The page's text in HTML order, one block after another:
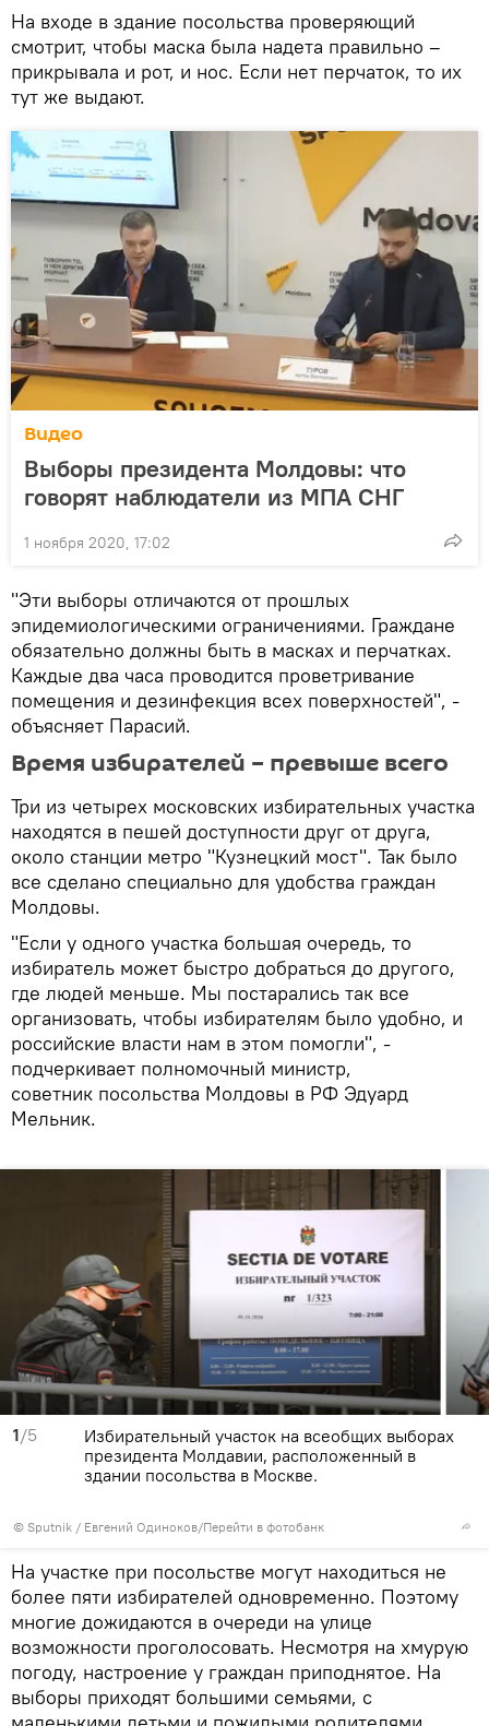
На входе в здание посольства проверяющий
смотрит, чтобы маска была надета правильно –
прикрывала и рот, и нос. Если нет перчаток, то их
тут же выдают.
Видео
Выборы президента Молдовы: что
говорят наблюдатели из МПА СНГ
1 ноября 2020, 17:02
"Эти выборы отличаются от прошлых
эпидемиологическими ограничениями. Граждане
обязательно должны быть в масках и перчатках.
Каждые два часа проводится проветривание
помещения и дезинфекция всех поверхностей", -
объясняет Парасий.
Время избирателей – превыше всего
Три из четырех московских избирательных участка
находятся в пешей доступности друг от друга,
около станции метро "Кузнецкий мост". Так было
все сделано специально для удобства граждан
Молдовы.
"Если у одного участка большая очередь, то
избиратель может быстро добраться до другого,
где людей меньше. Мы постарались так все
организовать, чтобы избирателям было удобно, и
российские власти нам в этом помогли", -
подчеркивает полномочный министр,
советник посольства Молдовы в РФ Эдуард
Мельник.
1/5
© Sputnik / Евгений Одиноков/Перейти в фотобанк
Избирательный участок на всеобщих выборах
президента Молдавии, расположенный в
здании посольства в Москве.
На участке при посольстве могут находиться не
более пяти избирателей одновременно. Поэтому
многие дожидаются в очереди на улице
возможности проголосовать. Несмотря на хмурую
погоду, настроение у граждан приподнятое. На
выборы приходят большими семьями, с